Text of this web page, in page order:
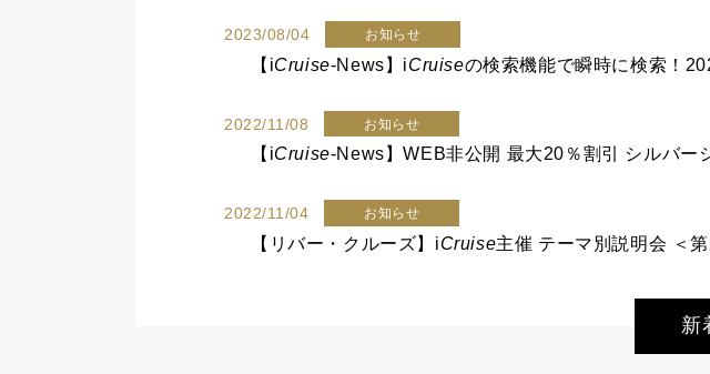
2023/08/04 お知らせ
【 iCruise-News】 iCruiseの検索機能で瞬時に検索！
2022/11/08 お知らせ
【 iCruise-News】WEB非公開 最大20％割引 シルバー
2022/11/04 お知らせ
【リバー・クルーズ】 iCruise主催 テーマ別説明会 ＜
新